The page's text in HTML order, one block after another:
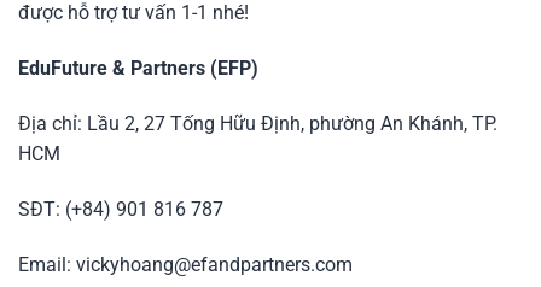
được hỗ trợ tư vấn 1-1 nhé!
EduFuture & Partners (EFP)
Địa chỉ: Lầu 2, 27 Tống Hữu Định, phường An Khánh, TP.
HCM
SĐT: (+84) 901 816 787
Email: vickyhoang@efandpartners.com